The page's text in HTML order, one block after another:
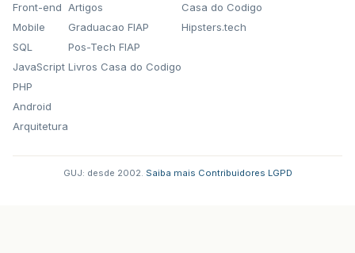
Front-end
Mobile
SQL
JavaScript
PHP
Android
Arquitetura
Artigos
Graduacao FIAP
Pos-Tech FIAP
Livros Casa do Codigo
Casa do Codigo
Hipsters.tech
GUJ: desde 2002. Saiba mais Contribuidores LGPD